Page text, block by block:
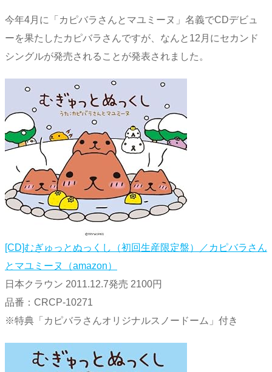
今年4月に「カピバラさんとマユミーヌ」名義でCDデビュ
ーを果たしたカピバラさんですが、なんと12月にセカンド
シングルが発売されることが発表されました。
[CD]むぎゅっとぬっくし（初回生産限定盤）／カピバラさん
とマユミーヌ（amazon）
日本クラウン 2011.12.7発売 2100円
品番：CRCP-10271
※特典「カピバラさんオリジナルスノードーム」付き